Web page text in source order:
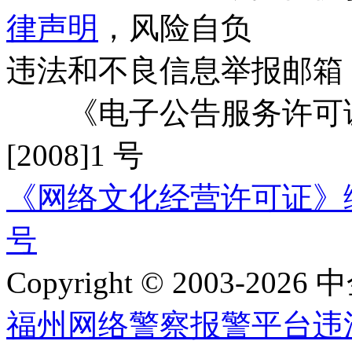
律声明 ，风险自负
违法和不良信息举报邮箱
《电子公告服务许可
[2008]1 号
《网络文化经营许可证
号
Copyright © 2003-2026
福州网络警察报警平台违